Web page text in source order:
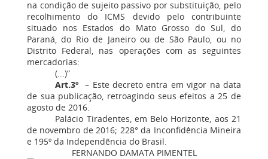
na condição de sujeito passivo por substituição, pelo
recolhimento do ICMS devido pelo contribuinte
situado nos Estados do Mato Grosso do Sul, do
Paraná, do Rio de Janeiro ou de São Paulo, ou no
Distrito Federal, nas operações com as seguintes
mercadorias:
(...)”
Art.3º – Este decreto entra em vigor na data
de sua publicação, retroagindo seus efeitos a 25 de
agosto de 2016.
Palácio Tiradentes, em Belo Horizonte, aos 21
de novembro de 2016; 228° da Inconfidência Mineira
e 195º da Independência do Brasil.
FERNANDO DAMATA PIMENTEL